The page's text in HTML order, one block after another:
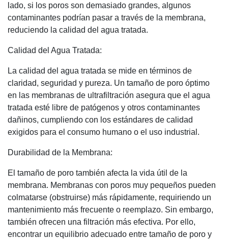
lado, si los poros son demasiado grandes, algunos
contaminantes podrían pasar a través de la membrana,
reduciendo la calidad del agua tratada.
Calidad del Agua Tratada:
La calidad del agua tratada se mide en términos de
claridad, seguridad y pureza. Un tamaño de poro óptimo
en las membranas de ultrafiltración asegura que el agua
tratada esté libre de patógenos y otros contaminantes
dañinos, cumpliendo con los estándares de calidad
exigidos para el consumo humano o el uso industrial.
Durabilidad de la Membrana:
El tamaño de poro también afecta la vida útil de la
membrana. Membranas con poros muy pequeños pueden
colmatarse (obstruirse) más rápidamente, requiriendo un
mantenimiento más frecuente o reemplazo. Sin embargo,
también ofrecen una filtración más efectiva. Por ello,
encontrar un equilibrio adecuado entre tamaño de poro y